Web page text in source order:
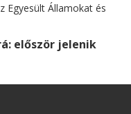
Egyesült Államokat és
először jelenik